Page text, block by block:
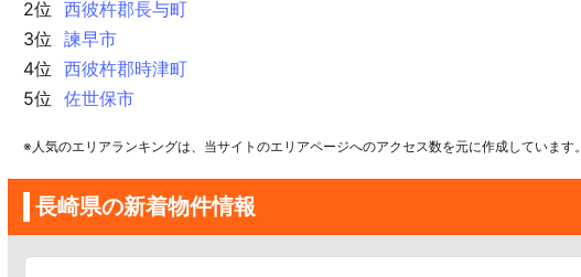
2位
西彼杵郡長与町
3位
諫早市
4位
西彼杵郡時津町
5位
佐世保市
※人気のエリアランキングは、当サイトのエリアページへのアクセス数を元に作成しています。
長崎県の新着物件情報